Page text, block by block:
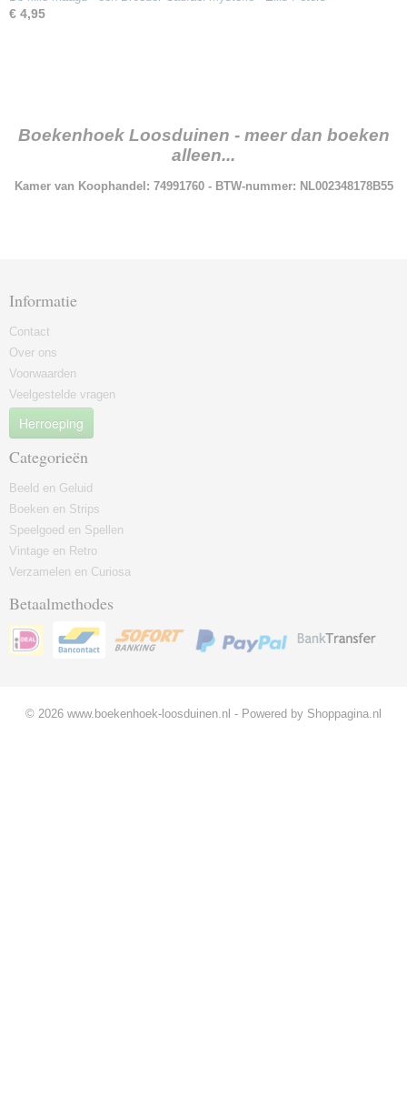
€ 4,95
Boekenhoek Loosduinen - meer dan boeken
alleen...
Kamer van Koophandel: 74991760 - BTW-nummer: NL002348178B55
Informatie
Contact
Over ons
Voorwaarden
Veelgestelde vragen
Herroeping
Categorieën
Beeld en Geluid
Boeken en Strips
Speelgoed en Spellen
Vintage en Retro
Verzamelen en Curiosa
Betaalmethodes
© 2026 www.boekenhoek-loosduinen.nl - Powered by Shoppagina.nl